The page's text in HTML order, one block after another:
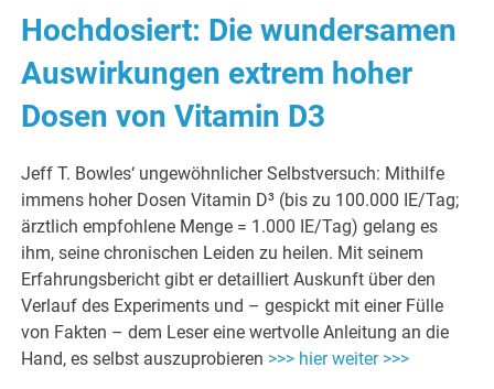
Hochdosiert: Die wundersamen
Auswirkungen extrem hoher
Dosen von Vitamin D3
Jeff T. Bowles‘ ungewöhnlicher Selbstversuch: Mithilfe
immens hoher Dosen Vitamin D³ (bis zu 100.000 IE/Tag;
ärztlich empfohlene Menge = 1.000 IE/Tag) gelang es
ihm, seine chronischen Leiden zu heilen. Mit seinem
Erfahrungsbericht gibt er detailliert Auskunft über den
Verlauf des Experiments und – gespickt mit einer Fülle
von Fakten – dem Leser eine wertvolle Anleitung an die
Hand, es selbst auszuprobieren >>> hier weiter >>>